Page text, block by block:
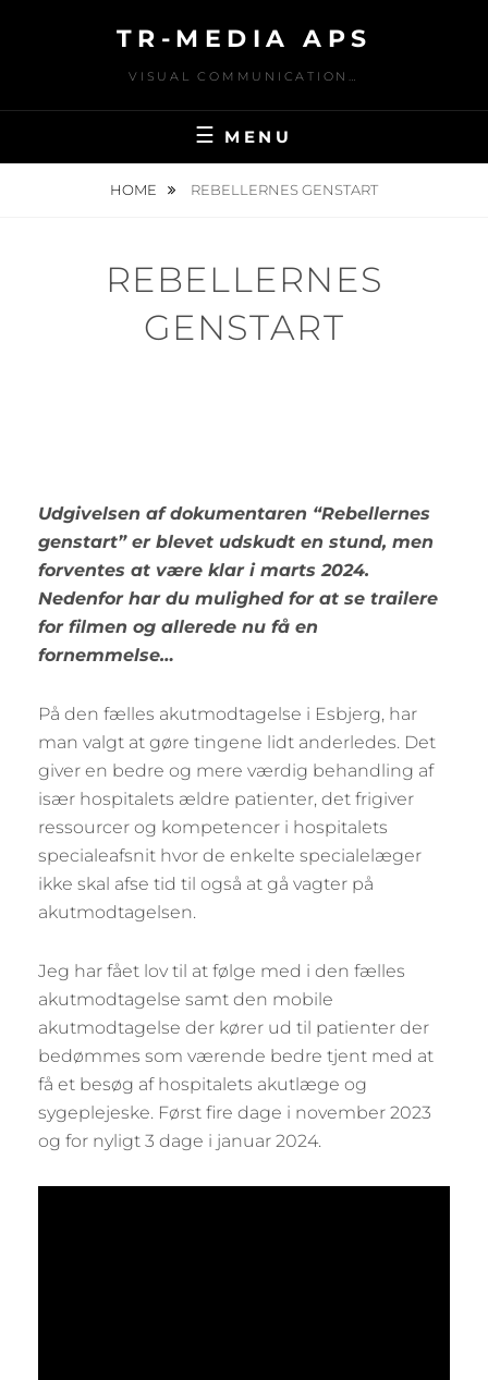
TR-MEDIA APS
VISUAL COMMUNICATION…
MENU
HOME REBELLERNES GENSTART
REBELLERNES
GENSTART
Udgivelsen af dokumentaren “Rebellernes
genstart” er blevet udskudt en stund, men
forventes at være klar i marts 2024.
Nedenfor har du mulighed for at se trailere
for filmen og allerede nu få en
fornemmelse…
På den fælles akutmodtagelse i Esbjerg, har
man valgt at gøre tingene lidt anderledes. Det
giver en bedre og mere værdig behandling af
især hospitalets ældre patienter, det frigiver
ressourcer og kompetencer i hospitalets
specialeafsnit hvor de enkelte specialelæger
ikke skal afse tid til også at gå vagter på
akutmodtagelsen.
Jeg har fået lov til at følge med i den fælles
akutmodtagelse samt den mobile
akutmodtagelse der kører ud til patienter der
bedømmes som værende bedre tjent med at
få et besøg af hospitalets akutlæge og
sygeplejeske. Først fire dage i november 2023
og for nyligt 3 dage i januar 2024.